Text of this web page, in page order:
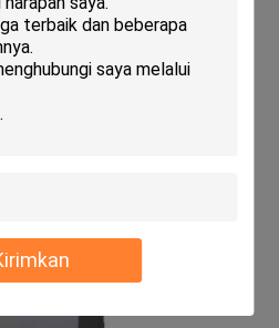
lentur.
yang dapat disesuaikan dan sudut
otomatis, berhenti secara
pengaturan.